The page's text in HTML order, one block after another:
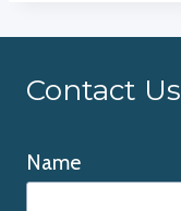
Contact Us
Name